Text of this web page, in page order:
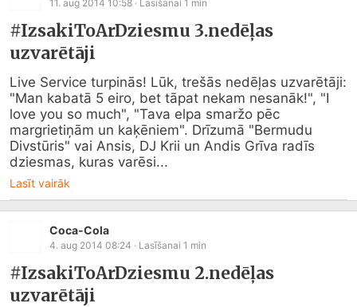
11. aug 2014 10:58 · Lasīšanai 1 min
#IzsakiToArDziesmu 3.nedēļas
uzvarētāji
Live Service turpinās! Lūk, trešās nedēļas uzvarētāji:
"Man kabatā 5 eiro, bet tāpat nekam nesanāk!", "I
love you so much", "Tava elpa smaržo pēc
margrietiņām un kaķēniem". Drīzumā "Bermudu
Divstūris" vai Ansis, DJ Krii un Andis Grīva radīs
dziesmas, kuras varēsi...
Lasīt vairāk
Coca-Cola
4. aug 2014 08:24 · Lasīšanai 1 min
#IzsakiToArDziesmu 2.nedēļas
uzvarētāji